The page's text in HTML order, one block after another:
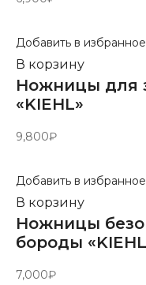
Добавить в избранное
В корзину
Ножницы для
«KIEHL»
9,800₽
Добавить в избранное
В корзину
Ножницы
бороды
7,000₽